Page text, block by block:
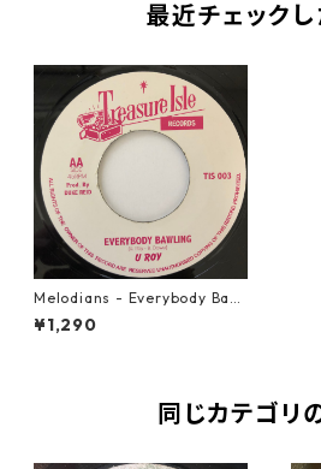
最近チェック
Melodians - Everybody Bawl
ing【7-20689】
¥1,290
同じカテゴリ